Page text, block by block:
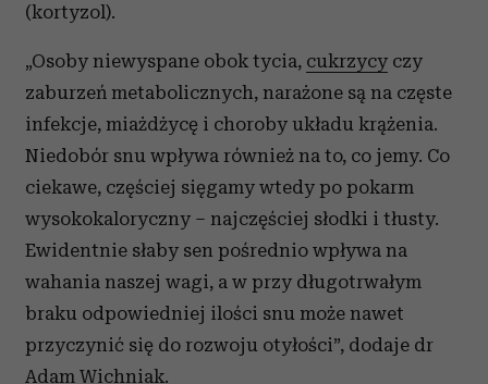
(kortyzol).
„Osoby niewyspane obok tycia, cukrzycy czy
zaburzeń metabolicznych, narażone są na częste
infekcje, miażdżycę i choroby układu krążenia.
Niedobór snu wpływa również na to, co jemy. Co
ciekawe, częściej sięgamy wtedy po pokarm
wysokokaloryczny – najczęściej słodki i tłusty.
Ewidentnie słaby sen pośrednio wpływa na
wahania naszej wagi, a w przy długotrwałym
braku odpowiedniej ilości snu może nawet
przyczynić się do rozwoju otyłości”, dodaje dr
Adam Wichniak.